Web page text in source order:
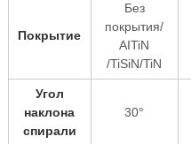
Покрытие
Без
покрытия/
AITiN
/TiSiN/TiN
Угол
наклона
спирали
30°